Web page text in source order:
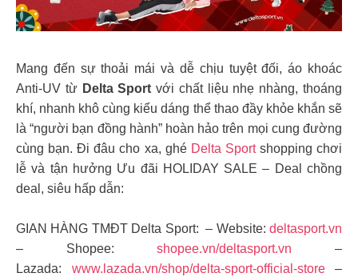
Mang đến sự thoải mái và dễ chịu tuyệt đối, áo khoác
Anti-UV từ Delta Sport với chất liệu nhẹ nhàng, thoáng
khí, nhanh khô cùng kiểu dáng thể thao đầy khỏe khắn sẽ
là “người bạn đồng hành” hoàn hảo trên mọi cung đường
cùng bạn. Đi đâu cho xa, ghé Delta Sportshopping chơi
lễ và tận hưởng Ưu đãi HOLIDAY SALE – Deal chồng
deal, siêu hấp dẫn:
GIAN HÀNG TMĐT Delta Sport: – Website: deltasport.vn
– Shopee:shopee.vn/deltasport.vn –
Lazada: www.lazada.vn/shop/delta-sport-official-store–